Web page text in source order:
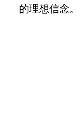
的理想信念。